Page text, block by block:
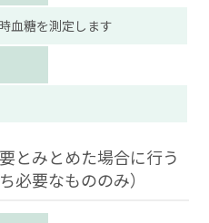
血糖を測定します
とみとめた場合に行う
必要なもののみ）